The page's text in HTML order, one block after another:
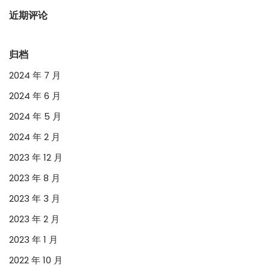
近期评论
归档
2024 年 7 月
2024 年 6 月
2024 年 5 月
2024 年 2 月
2023 年 12 月
2023 年 8 月
2023 年 3 月
2023 年 2 月
2023 年 1 月
2022 年 10 月